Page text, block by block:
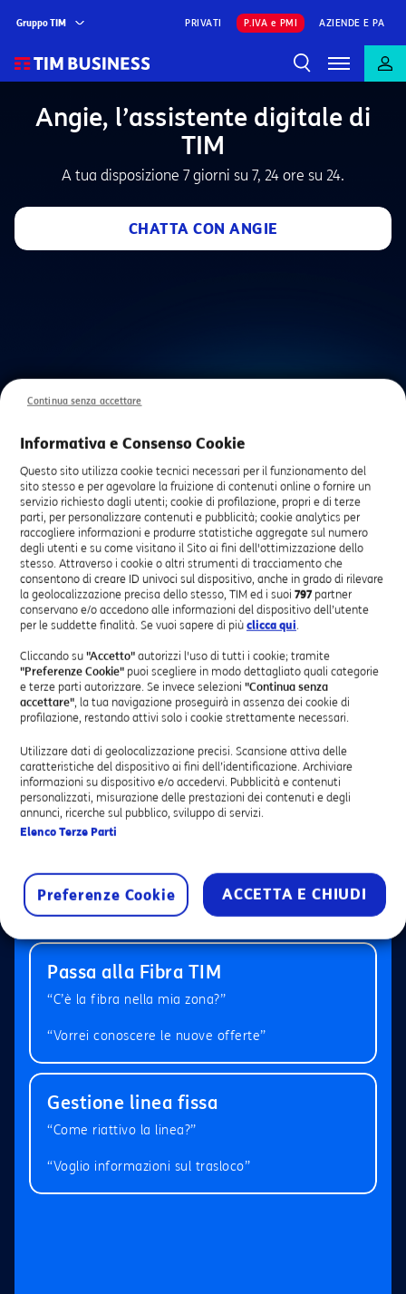
Gruppo TIM PRIVATI P.IVA e PMI AZIENDE E PA
Angie, l’assistente digitale di
TIM
A tua disposizione 7 giorni su 7, 24 ore su 24.
CHATTA CON ANGIE
Cosa puoi chiedere ad Angie?
Ecco qualche esempio:
Linea Fissa
Prova a scrivere una di queste frasi
Fatturazione
“Voglio vedere le mie fatture”
“Vorrei segnalare un pagamento”
Passa alla Fibra TIM
“C’è la fibra nella mia zona?”
“Vorrei conoscere le nuove offerte”
Gestione linea fissa
“Come riattivo la linea?”
“Voglio informazioni sul trasloco”
Informativa e Consenso Cookie
Questo sito utilizza cookie tecnici necessari per il funzionamento del
sito stesso e per agevolare la fruizione di contenuti online o fornire un
servizio richiesto dagli utenti; cookie di profilazione, propri e di terze
parti, per personalizzare contenuti e pubblicità; cookie analytics per
raccogliere informazioni e produrre statistiche aggregate sul numero
degli utenti e su come visitano il Sito ai fini dell'ottimizzazione dello
stesso. Attraverso i cookie o altri strumenti di tracciamento che
consentono di creare ID univoci sul dispositivo, anche in grado di rilevare
la geolocalizzazione precisa dello stesso, TIM ed i suoi 797partner
conservano e/o accedono alle informazioni del dispositivo dell’utente
per le suddette finalità. Se vuoi sapere di più clicca qui.
Cliccando su "Accetto" autorizzi l'uso di tutti i cookie; tramite
"Preferenze Cookie" puoi scegliere in modo dettagliato quali categorie
e terze parti autorizzare. Se invece selezioni "Continua senza
accettare", la tua navigazione proseguirà in assenza dei cookie di
profilazione, restando attivi solo i cookie strettamente necessari.
Utilizzare dati di geolocalizzazione precisi. Scansione attiva delle
caratteristiche del dispositivo ai fini dell’identificazione. Archiviare
informazioni su dispositivo e/o accedervi. Pubblicità e contenuti
personalizzati, misurazione delle prestazioni dei contenuti e degli
annunci, ricerche sul pubblico, sviluppo di servizi.
Elenco Terze Parti
Preferenze Cookie ACCETTA E CHIUDI
Continua senza accettare